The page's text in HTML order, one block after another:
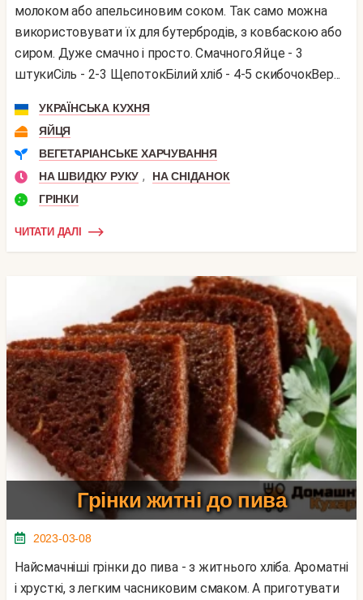
молоком або апельсиновим соком. Так само можна
використовувати їх для бутербродів, з ковбаскою або
сиром. Дуже смачно і просто. Смачного.Яйце - 3
штукиСіль - 2-3 ЩепотокБілий хліб - 4-5 скибочокВер...
УКРАЇНСЬКА КУХНЯ
ЯЙЦЯ
ВЕГЕТАРІАНСЬКЕ ХАРЧУВАННЯ
НА ШВИДКУ РУКУ ,
НА СНІДАНОК
ГРІНКИ
ЧИТАТИ ДАЛІ
Грінки житні до пива
2023-03-08
Найсмачніші грінки до пива - з житнього хліба. Ароматні
і хрусткі, з легким часниковим смаком. А приготувати